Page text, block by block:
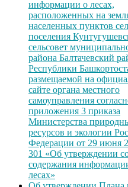
информации о лесах,
расположенных на
населенных пунктов
поселения
сельсовет
района Балтачевский
Республики
размещаемой на
сайте органа местного
самоуправления
приложения 3 приказа
Министерства
ресурсов и экологии
Федерации от 29 июня
301 «Об утверждении
содержания
лесах»